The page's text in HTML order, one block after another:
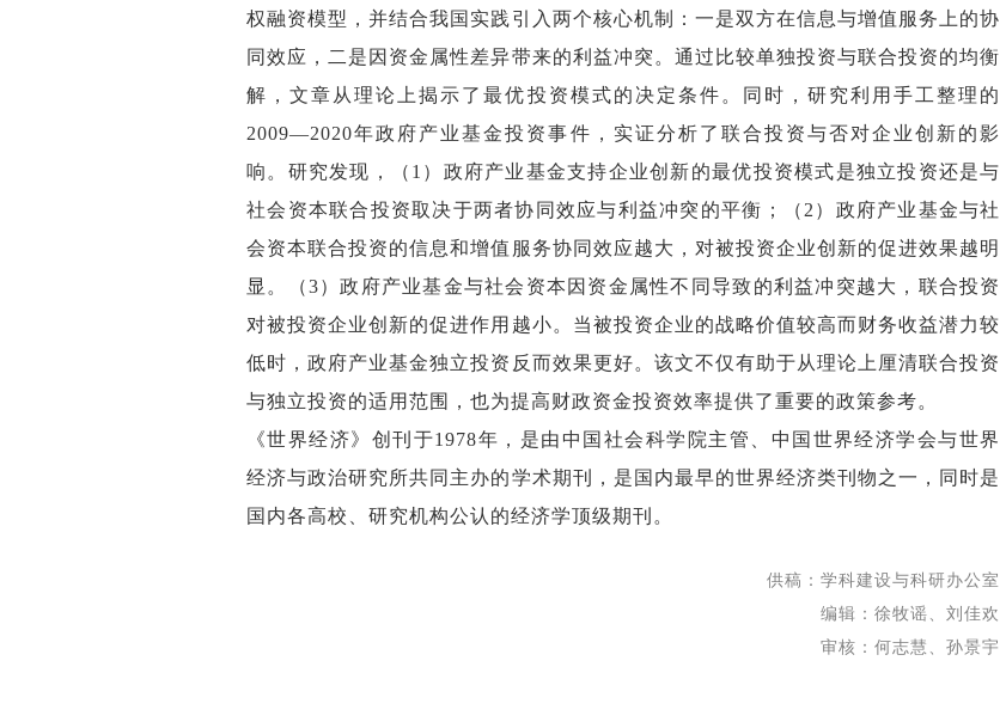
权融资模型，并结合我国实践引入两个核心机制：一是双方在信息与增值服务上的协
同效应，二是因资金属性差异带来的利益冲突。通过比较单独投资与联合投资的均衡
解，文章从理论上揭示了最优投资模式的决定条件。同时，研究利用手工整理的
2009—2020年政府产业基金投资事件，实证分析了联合投资与否对企业创新的影
响。研究发现，（ 1 ）政府产业基金支持企业创新的最优投资模式是独立投资还是与
社会资本联合投资取决于两者协同效应与利益冲突的平衡；（ 2 ）政府产业基金与社
会资本联合投资的信息和增值服务协同效应越大，对被投资企业创新的促进效果越明
显。（3）政府产业基金与社会资本因资金属性不同导致的利益冲突越大，联合投资
对被投资企业创新的促进作用越小。当被投资企业的战略价值较高而财务收益潜力较
低时，政府产业基金独立投资反而效果更好。该文不仅有助于从理论上厘清联合投资
与独立投资的适用范围，也为提高财政资金投资效率提供了重要的政策参考。
《世界经济》创刊于1978年，是由中国社会科学院主管、中国世界经济学会与世界
经济与政治研究所共同主办的学术期刊，是国内最早的世界经济类刊物之一，同时是
国内各高校、研究机构公认的经济学顶级期刊。
供稿：学科建设与科研办公室
编辑：徐牧谣、刘佳欢
审核：何志慧、孙景宇